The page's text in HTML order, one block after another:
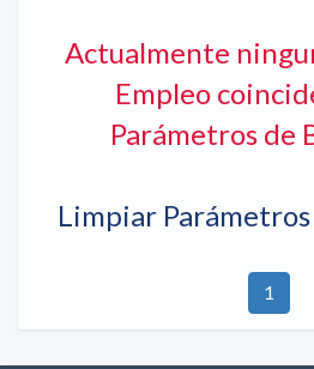
Actualmente
Empleo
Parámetros de
Limpiar
1